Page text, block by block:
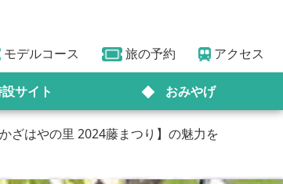
モデルコース 旅の予約 アクセス
サイト おみやげ
ざはやの里 2024藤まつり】の魅力を